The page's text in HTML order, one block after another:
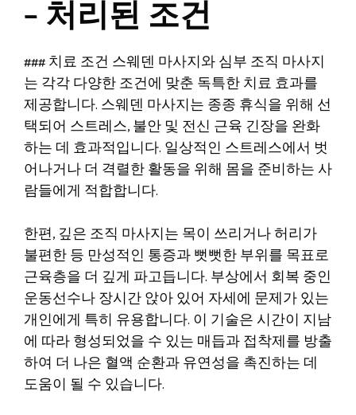
– 처리된 조건
### 치료 조건 스웨덴 마사지와 심부 조직 마사지
는 각각 다양한 조건에 맞춘 독특한 치료 효과를
제공합니다. 스웨덴 마사지는 종종 휴식을 위해 선
택되어 스트레스, 불안 및 전신 근육 긴장을 완화
하는 데 효과적입니다. 일상적인 스트레스에서 벗
어나거나 더 격렬한 활동을 위해 몸을 준비하는 사
람들에게 적합합니다.
한편, 깊은 조직 마사지는 목이 쓰리거나 허리가
불편한 등 만성적인 통증과 뻣뻣한 부위를 목표로
근육층을 더 깊게 파고듭니다. 부상에서 회복 중인
운동선수나 장시간 앉아 있어 자세에 문제가 있는
개인에게 특히 유용합니다. 이 기술은 시간이 지남
에 따라 형성되었을 수 있는 매듭과 접착제를 방출
하여 더 나은 혈액 순환과 유연성을 촉진하는 데
도움이 될 수 있습니다.